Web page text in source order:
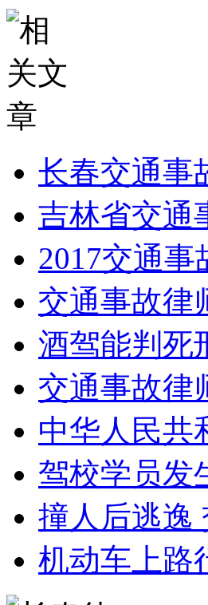
长春交通事
吉林省交通
2017交通
交通事故律
酒驾能判死
交通事故律
中华人民共
驾校学员发
撞人后逃逸
机动车上路